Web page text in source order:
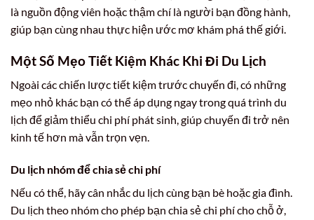
là nguồn động viên hoặc thậm chí là người bạn đồng hành,
giúp bạn cùng nhau thực hiện ước mơ khám phá thế giới.
Một Số Mẹo Tiết Kiệm Khác Khi Đi Du Lịch
Ngoài các chiến lược tiết kiệm trước chuyến đi, có những
mẹo nhỏ khác bạn có thể áp dụng ngay trong quá trình du
lịch để giảm thiểu chi phí phát sinh, giúp chuyến đi trở nên
kinh tế hơn mà vẫn trọn vẹn.
Du lịch nhóm để chia sẻ chi phí
Nếu có thể, hãy cân nhắc du lịch cùng bạn bè hoặc gia đình.
Du lịch theo nhóm cho phép bạn chia sẻ chi phí cho chỗ ở,